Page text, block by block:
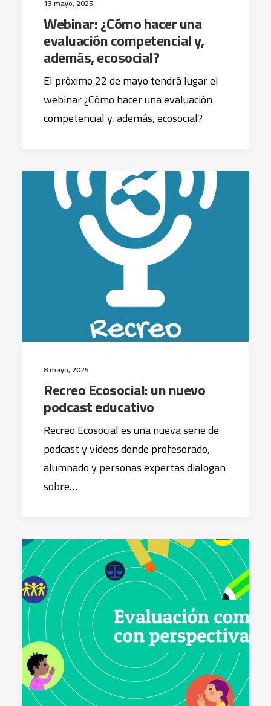
13 mayo, 2025
Webinar: ¿Cómo hacer una
evaluación competencial y,
además, ecosocial?
El próximo 22 de mayo tendrá lugar el
webinar ¿Cómo hacer una evaluación
competencial y, además, ecosocial?
8 mayo, 2025
Recreo Ecosocial: un nuevo
podcast educativo
Recreo Ecosocial es una nueva serie de
podcast y videos donde profesorado,
alumnado y personas expertas dialogan
sobre…